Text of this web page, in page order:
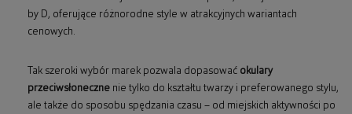
by D, oferujące różnorodne style w atrakcyjnych wariantach
cenowych.
Tak szeroki wybór marek pozwala dopasować okulary
przeciwsłoneczne nie tylko do kształtu twarzy i preferowanego stylu,
ale także do sposobu spędzania czasu – od miejskich aktywności po